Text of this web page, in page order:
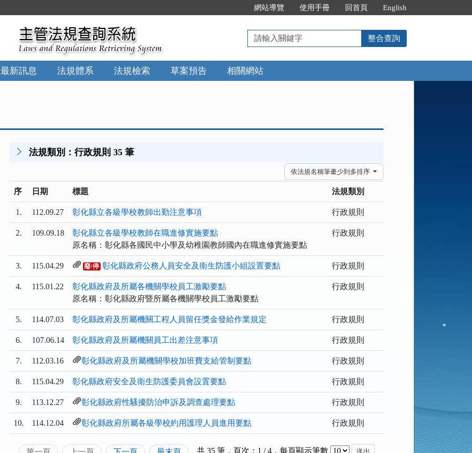
網站導覽 使用手冊 回首頁 English
請
輸
入
關
鍵
整合查詢
最新訊息 法規體系 法規檢索 草案預告 相關網站
法規類別：行政規則 35 筆
依法規名稱筆畫少到多排序
序 日期 標題 法規類別
1. 112.09.27 彰化縣立各級學校教師出勤注意事項 行政規則
2. 109.09.18
彰化縣立各級學校教師在職進修實施要點
原名稱：彰化縣各國民中小學及幼稚園教師國內在職進修實施要點
行政規則
3. 115.04.29 廢/停 彰化縣政府公務人員安全及衛生防護小組設置要點 行政規則
4. 115.01.22
彰化縣政府及所屬各機關學校員工激勵要點
原名稱：彰化縣政府暨所屬各機關學校員工激勵要點
行政規則
5. 114.07.03 彰化縣政府及所屬機關工程人員留任獎金發給作業規定 行政規則
6. 107.06.14 彰化縣政府及所屬機關員工出差注意事項 行政規則
7. 112.03.16 彰化縣政府及所屬機關學校加班費支給管制要點 行政規則
8. 115.04.29 彰化縣政府安全及衛生防護委員會設置要點 行政規則
9. 113.12.27 彰化縣政府性騷擾防治申訴及調查處理要點 行政規則
10. 114.12.04 彰化縣政府所屬各級學校約用護理人員進用要點 行政規則
共 35 筆，頁次：1 / 4 ，每頁顯示筆數